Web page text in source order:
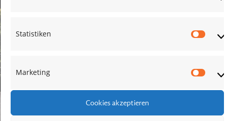
Statistiken
Marketing
Cookies akzeptieren